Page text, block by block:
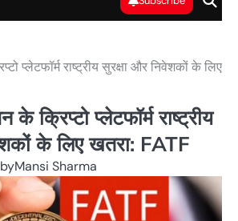
प्लेटफॉर्म राष्ट्रीय सुरक्षा और निवेशकों के लिए
के क्रिप्टो प्लेटफॉर्म राष्ट्रीय
के लिए खतरा: FATF
byMansi Sharma